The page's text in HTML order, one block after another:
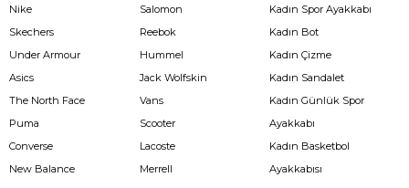
Nike
Skechers
Under Armour
Asics
The North Face
Puma
Converse
New Balance
Salomon
Reebok
Hummel
Jack Wolfskin
Vans
Scooter
Lacoste
Merrell
Kadın Spor Ayakkabı
Kadın Bot
Kadın Çizme
Kadın Sandalet
Kadın Günlük Spor
Ayakkabı
Kadın Basketbol
Ayakkabısı